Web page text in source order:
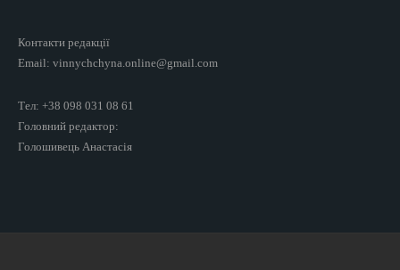
Контакти редакції
Email: vinnychchyna.online@gmail.com
Тел: +38 098 031 08 61
Головний редактор:
Голошивець Анастасія